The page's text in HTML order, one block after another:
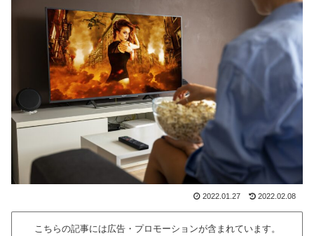
2022.01.27 2022.02.08
こちらの記事には広告・プロモーションが含まれています。